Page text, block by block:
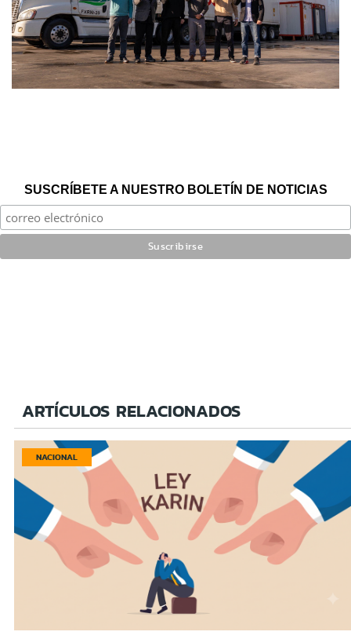
SUSCRÍBETE A NUESTRO BOLETÍN DE NOTICIAS
ARTÍCULOS RELACIONADOS
NACIONAL